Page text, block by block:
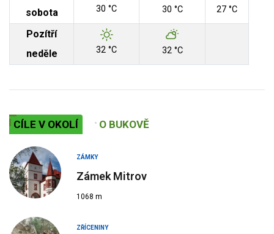
sobota
30 °C 30 °C 27 °C
Pozítří
neděle
32 °C 32 °C
CÍLE V OKOLÍ O BUKOVĚ
ZÁMKY
Zámek Mitrov
1068 m
ZŘÍCENINY